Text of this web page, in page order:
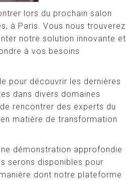
lors du prochain salon
à Paris. Vous nous trouverez
notre solution innovante et
à vos besoins
pour découvrir les dernières
dans divers domaines
rencontrer des experts du
matière de transformation
démonstration approfondie
serons disponibles pour
dont notre plateforme